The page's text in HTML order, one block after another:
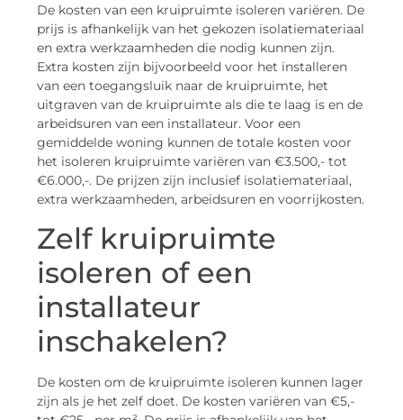
De kosten van een kruipruimte isoleren variëren. De
prijs is afhankelijk van het gekozen isolatiemateriaal
en extra werkzaamheden die nodig kunnen zijn.
Extra kosten zijn bijvoorbeeld voor het installeren
van een toegangsluik naar de kruipruimte, het
uitgraven van de kruipruimte als die te laag is en de
arbeidsuren van een installateur. Voor een
gemiddelde woning kunnen de totale kosten voor
het isoleren kruipruimte variëren van €3.500,- tot
€6.000,-. De prijzen zijn inclusief isolatiemateriaal,
extra werkzaamheden, arbeidsuren en voorrijkosten.
Zelf kruipruimte
isoleren of een
installateur
inschakelen?
De kosten om de kruipruimte isoleren kunnen lager
zijn als je het zelf doet. De kosten variëren van €5,-